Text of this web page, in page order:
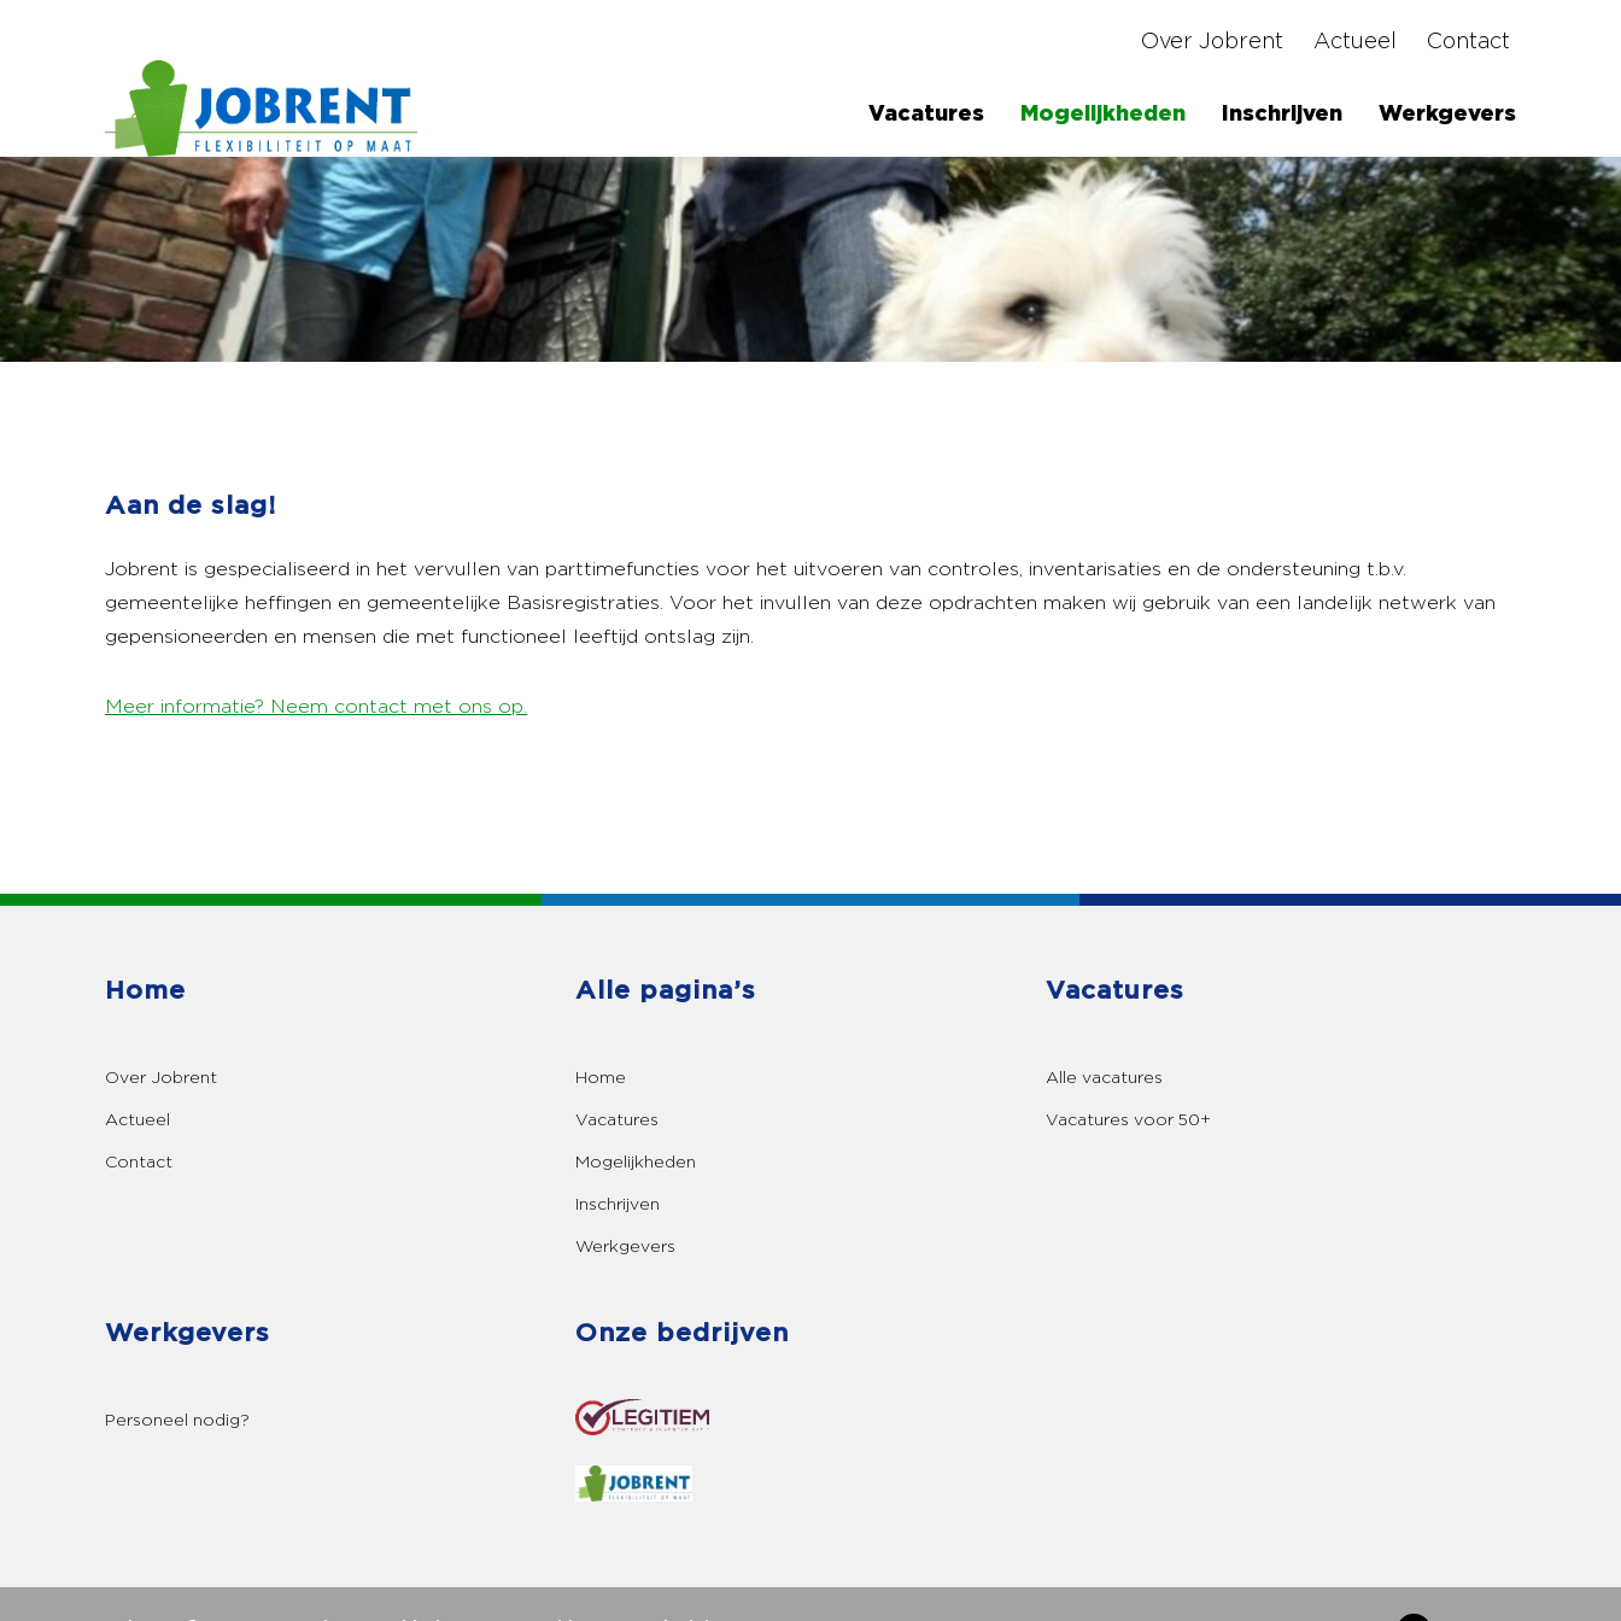
Over Jobrent Actueel Contact
Vacatures Mogelijkheden Inschrijven Werkgevers
Aan de slag!
Jobrent is gespecialiseerd in het vervullen van parttimefuncties voor het uitvoeren van controles, inventarisaties en de ondersteuning t.b.v.
gemeentelijke heffingen en gemeentelijke Basisregistraties. Voor het invullen van deze opdrachten maken wij gebruik van een landelijk netwerk van
gepensioneerden en mensen die met functioneel leeftijd ontslag zijn.
Meer informatie? Neem contact met ons op.
Home
Over Jobrent
Actueel
Contact
Alle pagina’s
Home
Vacatures
Mogelijkheden
Inschrijven
Werkgevers
Vacatures
Alle vacatures
Vacatures voor 50+
Werkgevers
Personeel nodig?
Onze bedrijven